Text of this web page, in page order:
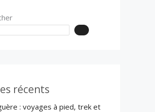
récents
: voyages à pied, trek et